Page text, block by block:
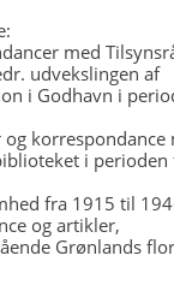
med
udvekslingen af
i Godhavn i
korrespondance
i perioden
fra 1915 til
og artikler,
Grønlands